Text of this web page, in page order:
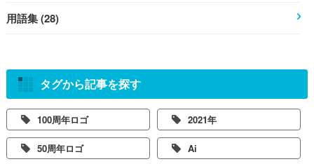
用語集 (28)
タグから記事を探す
100周年ロゴ 2021年
50周年ロゴ Ai